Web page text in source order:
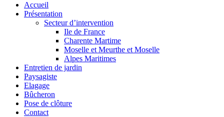
Accueil
Présentation
Secteur d’intervention
Ile de France
Charente Martime
Moselle et Meurthe et Moselle
Alpes Maritimes
Entretien de jardin
Paysagiste
Elagage
Bûcheron
Pose de clôture
Contact